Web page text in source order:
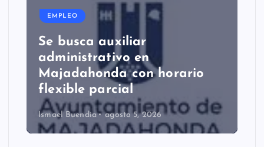
EMPLEO
Se busca auxiliar
administrativo en
Majadahonda con horario
flexible parcial
Ismael Buendía agosto 5, 2026